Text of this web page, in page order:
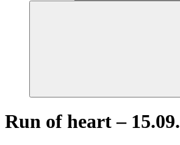
Run of heart – 15.09.